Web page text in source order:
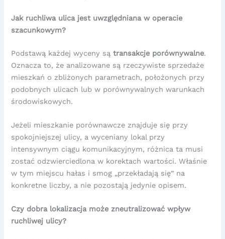
Jak ruchliwa ulica jest uwzględniana w operacie
szacunkowym?
Podstawą każdej wyceny sątransakcje porównywalne.
Oznacza to, że analizowane są rzeczywiste sprzedaże
mieszkań o zbliżonych parametrach, położonych przy
podobnych ulicach lub w porównywalnych warunkach
środowiskowych.
Jeżeli mieszkanie porównawcze znajduje się przy
spokojniejszej ulicy, a wyceniany lokal przy
intensywnym ciągu komunikacyjnym, różnica ta musi
zostać odzwierciedlona w korektach wartości. Właśnie
w tym miejscu hałas i smog „przekładają się” na
konkretne liczby, a nie pozostają jedynie opisem.
Czy dobra lokalizacja może zneutralizować wpływ
ruchliwej ulicy?